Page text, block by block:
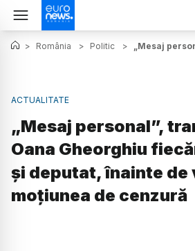
> România > Politic > „Mesaj
ACTUALITATE
„Mesaj personal”,
Oana Gheorghiu
și deputat, înainte
moțiunea de cenzură